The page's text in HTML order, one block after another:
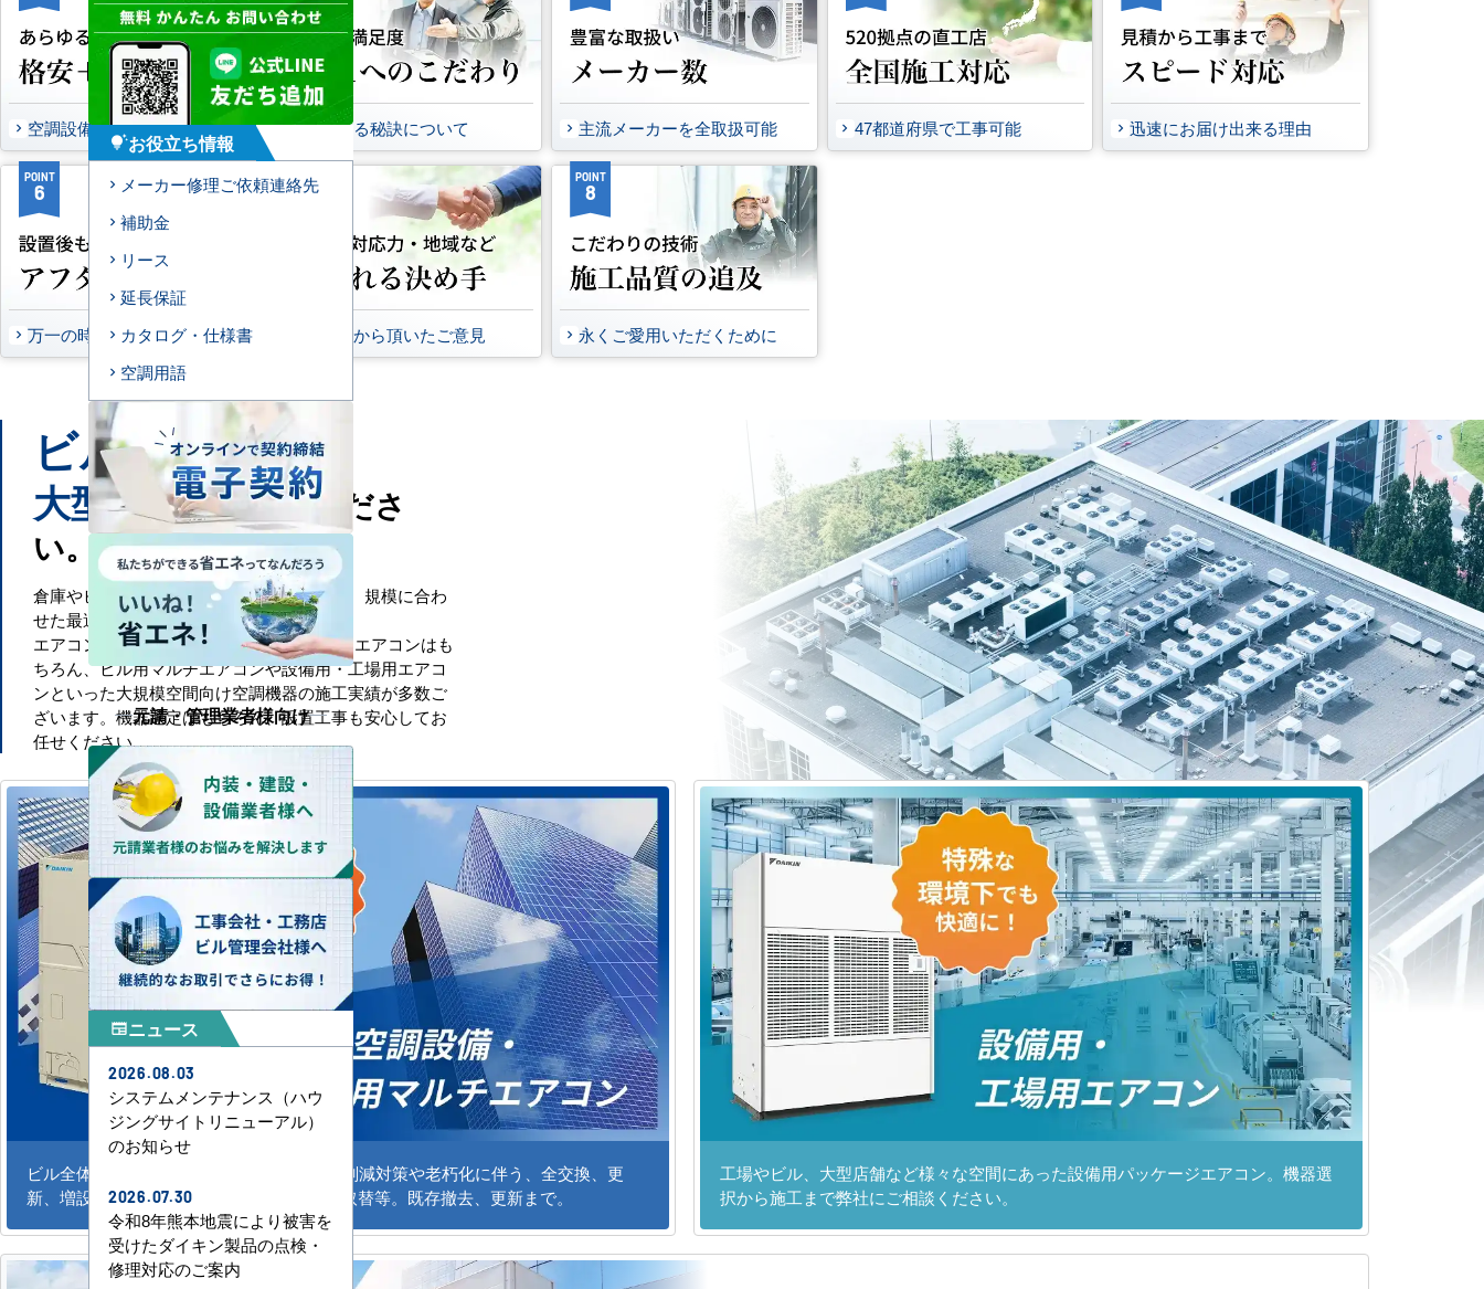
空調設備のご提案について 選ばれる秘訣について 主流メーカーを全取扱可能 47都道府県で工事可能 迅速にお届け出来る理由
POINT
6
万一の時もお任せください
POINT
7
お客様から頂いたご意見
POINT
8
永くご愛用いただくために
ビルや工場などの
大型施設もお任せくださ
い。
倉庫やビル・工場といった大規模空間には、規模に合わ
せた最適な空調設備が必要です。
エアコンセンターACでは、一般的な業務用エアコンはも
ちろん、ビル用マルチエアコンや設備用・工場用エアコ
ンといった大規模空間向け空調機器の施工実績が多数ご
ざいます。機器選定はもちろん、設置工事も安心してお
任せください。
ビル全体のシステム空調の新規導入、CO2削減対策や老朽化に伴う、全交換、更
新、増設。水冷式、ガスエアコンの更新、取替等。既存撤去、更新まで。
工場やビル、大型店舗など様々な空間にあった設備用パッケージエアコン。機器選
択から施工まで弊社にご相談ください。
tips_and_updatesお役立ち情報
メーカー修理ご依頼連絡先
補助金
リース
延長保証
カタログ・仕様書
空調用語
元請・管理業者様向け
newspaperニュース
2026.08.03
システムメンテナンス（ハウ
ジングサイトリニューアル）
のお知らせ
2026.07.30
令和8年熊本地震により被害を
受けたダイキン製品の点検・
修理対応のご案内